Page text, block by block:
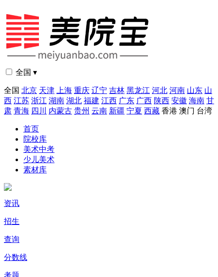
全国 ▾
全国 北京 天津 上海 重庆 辽宁 吉林 黑龙江 河北 河南 山东 山
西 江苏 浙江 湖南 湖北 福建 江西 广东 广西 陕西 安徽 海南 甘
肃 青海 四川 内蒙古 贵州 云南 新疆 宁夏 西藏 香港 澳门 台湾
首页
院校库
美术中考
少儿美术
素材库
资讯
招生
查询
分数线
考题